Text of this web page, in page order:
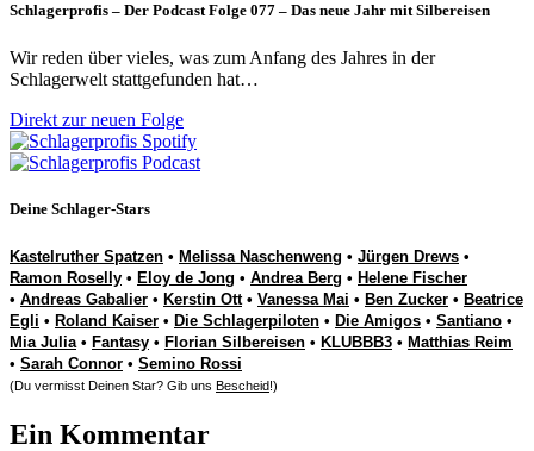
Schlagerprofis – Der Podcast Folge 077 – Das neue Jahr mit Silbereisen
Wir reden über vieles, was zum Anfang des Jahres in der
Schlagerwelt stattgefunden hat…
Direkt zur neuen Folge
Deine Schlager-Stars
Kastelruther Spatzen • Melissa Naschenweng • Jürgen Drews •
Ramon Roselly • Eloy de Jong • Andrea Berg • Helene Fischer
• Andreas Gabalier • Kerstin Ott• Vanessa Mai • Ben Zucker • Beatrice
Egli • Roland Kaiser • Die Schlagerpiloten • Die Amigos • Santiano •
Mia Julia • Fantasy • Florian Silbereisen • KLUBBB3 • Matthias Reim
• Sarah Connor • Semino Rossi
(Du vermisst Deinen Star? Gib uns Bescheid!)
Ein Kommentar